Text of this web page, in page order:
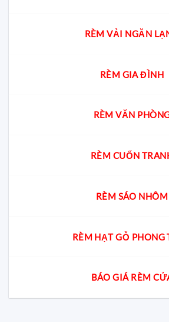
RÈM VẢI NGĂN
RÈM GIA ĐÌNH
RÈM VĂN
RÈM CUỐN
RÈM SÁO NHÔM
RÈM HẠT GỖ PHONG
BÁO GIÁ RÈM